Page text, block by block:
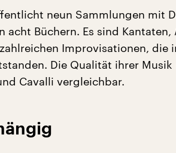
neun Sammlungen mit
acht Büchern. Es sind
Improvisationen, die
Die Qualität ihrer
Cavalli vergleichbar.